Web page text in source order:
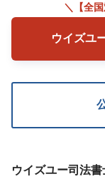
＼【全
ウイズユ
ウイズユー司法